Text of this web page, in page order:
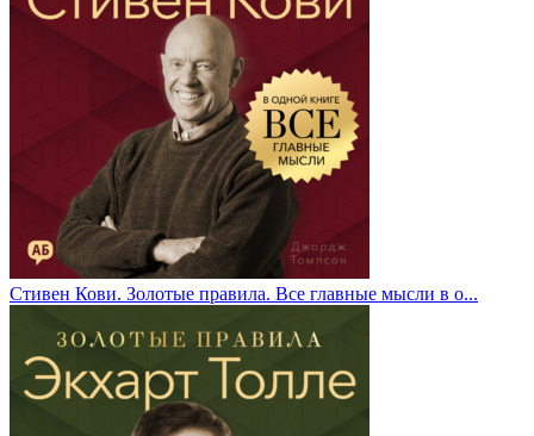
Стивен Кови. Золотые правила. Все главные мысли в о...